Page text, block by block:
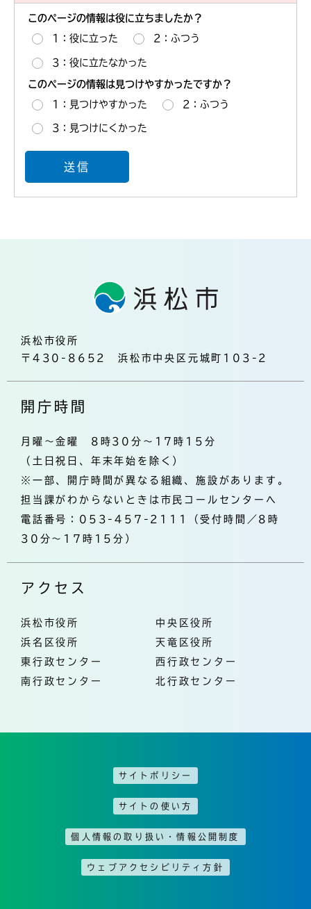
このページの情報は役に立ちましたか？
1：役に立った 2：ふつう
3：役に立たなかった
このページの情報は見つけやすかったですか？
1：見つけやすかった 2：ふつう
3：見つけにくかった
浜松市役所
〒430-8652 浜松市中央区元城町103-2
開庁時間
月曜～金曜 8時30分～17時15分
（土日祝日、年末年始を除く）
※一部、開庁時間が異なる組織、施設があります。
担当課がわからないときは市民コールセンターへ
電話番号：053-457-2111（受付時間／8時
30分～17時15分）
アクセス
浜松市役所
中央区役所
浜名区役所
天竜区役所
東行政センター
西行政センター
南行政センター
北行政センター
サイトポリシー
サイトの使い方
個人情報の取り扱い・情報公開制度
ウェブアクセシビリティ方針